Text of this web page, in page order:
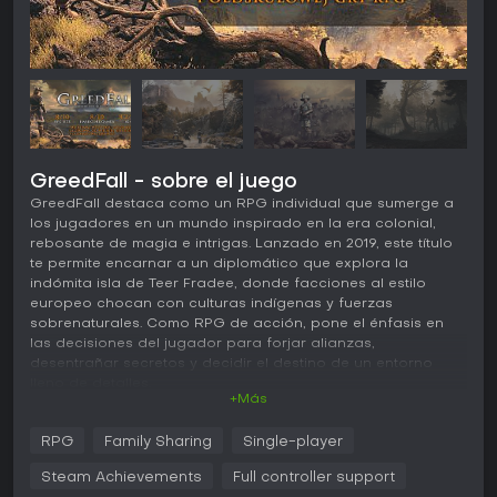
GreedFall - sobre el juego
GreedFall destaca como un RPG individual que sumerge a
los jugadores en un mundo inspirado en la era colonial,
rebosante de magia e intrigas. Lanzado en 2019, este título
te permite encarnar a un diplomático que explora la
indómita isla de Teer Fradee, donde facciones al estilo
europeo chocan con culturas indígenas y fuerzas
sobrenaturales. Como RPG de acción, pone el énfasis en
las decisiones del jugador para forjar alianzas,
desentrañar secretos y decidir el destino de un entorno
El núcleo de GreedFall gira en torno a un sistema flexible
que te permite abordar las misiones con enfoques variados:
+Más
RPG Family Sharing Single-player
Steam Achievements Full controller support